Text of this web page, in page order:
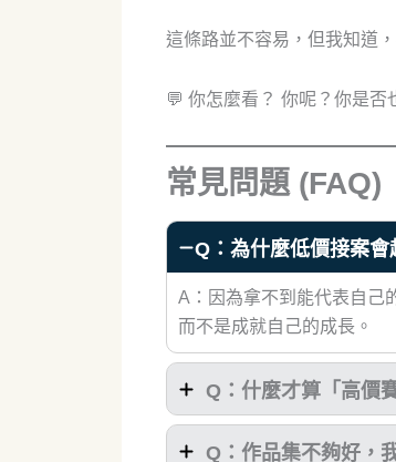
這條路並不容易，但我知道
💬 你怎麼看？ 你呢？你是否
常見問題 (FAQ)
Q：為什麼低價接案會
A：因為拿不到能代表自己
而不是成就自己的成長。
Q：什麼才算「高價
Q：作品集不夠好，